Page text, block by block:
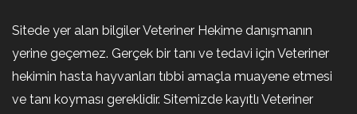
Sitede yer alan bilgiler Veteriner Hekime danışmanın
yerine geçemez. Gerçek bir tanı ve tedavi için Veteriner
hekimin hasta hayvanları tıbbi amaçla muayene etmesi
ve tanı koyması gereklidir. Sitemizde kayıtlı Veteriner